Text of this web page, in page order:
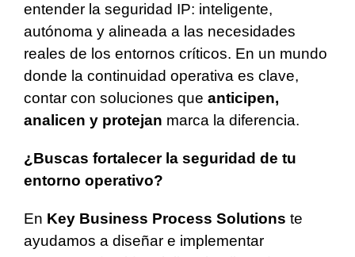
entender la seguridad IP: inteligente,
autónoma y alineada a las necesidades
reales de los entornos críticos. En un mundo
donde la continuidad operativa es clave,
contar con soluciones que anticipen,
analicen y protejan marca la diferencia.
¿Buscas fortalecer la seguridad de tu
entorno operativo?
En Key Business Process Solutions te
ayudamos a diseñar e implementar